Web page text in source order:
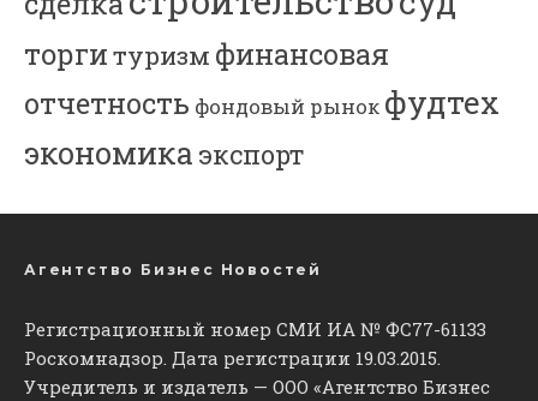
торгитуризм финансовая
отчетность фондовый рынок фудтех
экономика экспорт
Агентство Бизнес Новостей
Регистрационный номер СМИ ИА № ФС77-61133
Роскомнадзор. Дата регистрации 19.03.2015.
Учредитель и издатель — ООО «Агентство Бизнес